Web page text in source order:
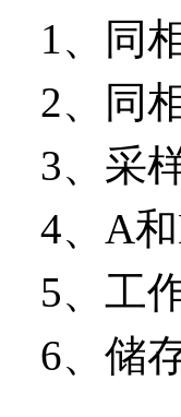
1、同
2、同
3、采
4、 A和
5、工
6、储